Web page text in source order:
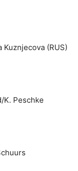
Kuznjecova (RUS)
K. Peschke